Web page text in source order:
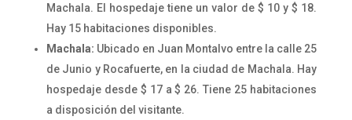
Machala. El hospedaje tiene un valor de $ 10 y $ 18.
Hay 15 habitaciones disponibles.
Machala: Ubicado en Juan Montalvo entre la calle 25
de Junio y Rocafuerte, en la ciudad de Machala. Hay
hospedaje desde $ 17 a $ 26. Tiene 25 habitaciones
a disposición del visitante.